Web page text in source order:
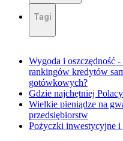
Tagi
Wygoda i oszczędność
rankingów kredytów
gotówkowych?
Gdzie najchętniej
Wielkie pieniądze na
przedsiębiorstw
Pożyczki inwestycyjne